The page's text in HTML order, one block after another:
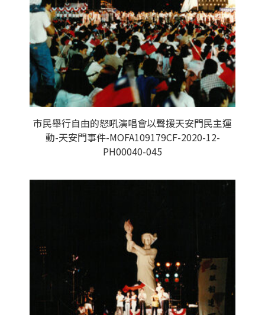
市民舉行自由的怒吼演唱會以聲援天安門民主運
動-天安門事件-MOFA109179CF-2020-12-
PH00040-045